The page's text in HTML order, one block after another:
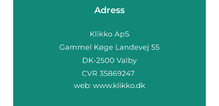
Adress
web: www.klikko.dk